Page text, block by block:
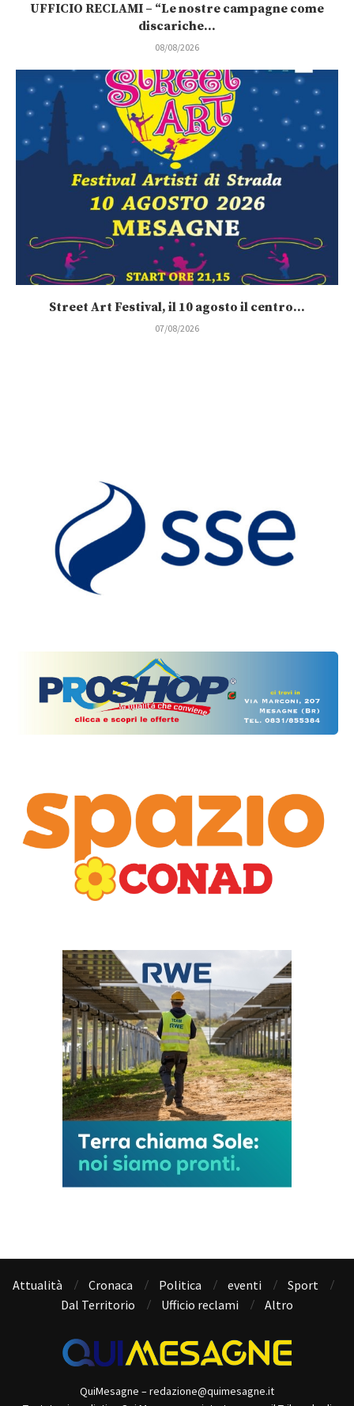
UFFICIO RECLAMI – “Le nostre campagne come
discariche...
08/08/2026
Street Art Festival, il 10 agosto il centro...
07/08/2026
Attualità Cronaca Politica eventi
Sport
Dal Territorio
Ufficio reclami Altro
QuiMesagne – redazione@quimesagne.it